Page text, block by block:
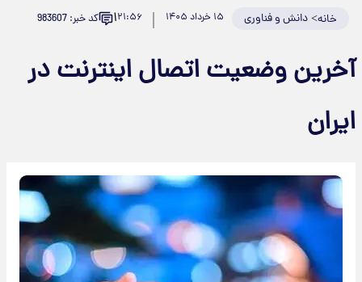
خانه>دانش و فناوری ۲۱:۵۶۱ کد خبر: 983607
وضعیت اتصال اینترنت در